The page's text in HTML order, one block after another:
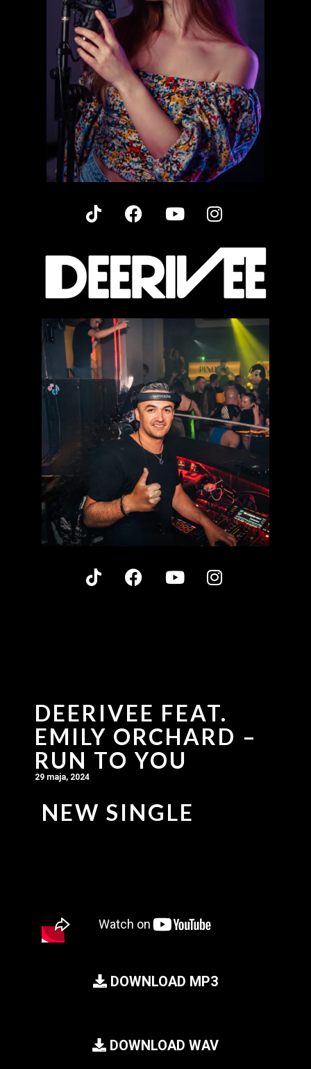
DEERIVEE FEAT.
EMILY ORCHARD –
RUN TO YOU
29 maja, 2024
NEW SINGLE
DOWNLOAD MP3
DOWNLOAD WAV